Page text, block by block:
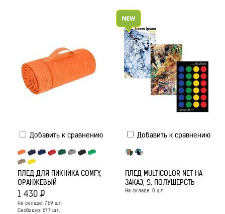
Добавить к сравнению
ПЛЕД ДЛЯ ПИКНИКА COMFY,
ОРАНЖЕВЫЙ
1 430 Р
На складе:769 шт.
Свободно: 677шт.
Добавить к сравнению
ПЛЕД MULTICOLOR NET НА
ЗАКАЗ, S, ПОЛУШЕРСТЬ
На складе:0 шт.